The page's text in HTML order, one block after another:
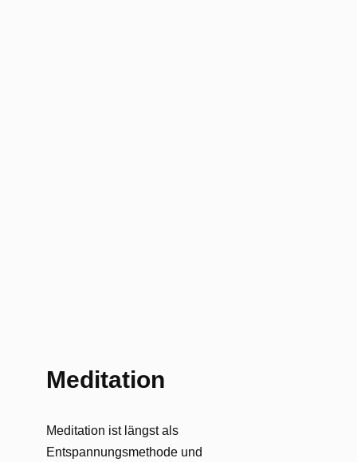
Meditation
Meditation ist längst als
Entspannungsmethode und